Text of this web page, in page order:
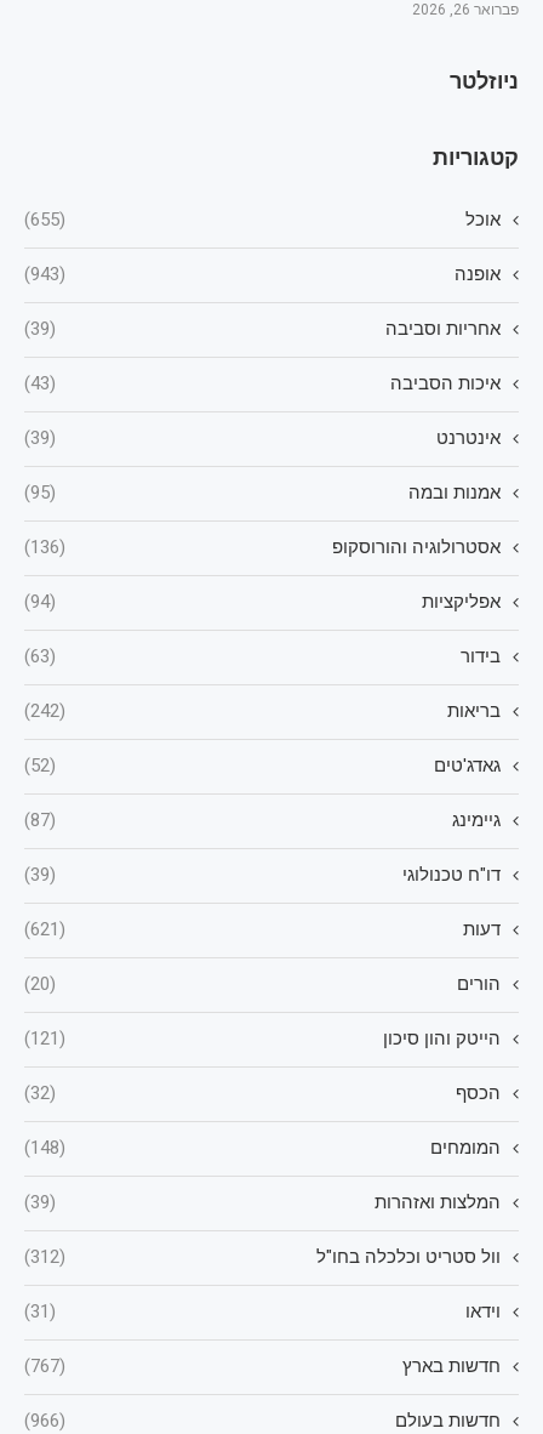
פברואר 26, 2026
ניוזלטר
קטגוריות
אוכל (655)
אופנה (943)
אחריות וסביבה (39)
איכות הסביבה (43)
אינטרנט (39)
אמנות ובמה (95)
אסטרולוגיה והורוסקופ (136)
אפליקציות (94)
בידור (63)
בריאות (242)
גאדג'טים (52)
גיימינג (87)
דו"ח טכנולוגי (39)
דעות (621)
הורים (20)
הייטק והון סיכון (121)
הכסף (32)
המומחים (148)
המלצות ואזהרות (39)
וול סטריט וכלכלה בחו"ל (312)
וידאו (31)
חדשות בארץ (767)
חדשות בעולם (966)